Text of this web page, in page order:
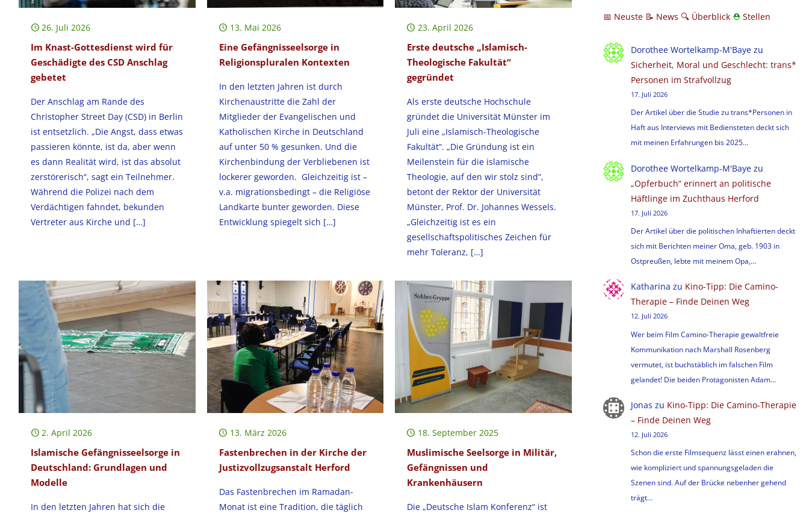
26. Juli 2026
Im Knast-Gottesdienst wird für
Geschädigte des CSD Anschlag
gebetet
Der Anschlag am Rande des
Christopher Street Day (CSD) in Berlin
ist entsetzlich. „Die Angst, dass etwas
passieren könnte, ist da, aber wenn
es dann Realität wird, ist das absolut
zerstörerisch“, sagt ein Teilnehmer.
Während die Polizei nach dem
Verdächtigen fahndet, bekunden
Vertreter aus Kirche und […]
13. Mai 2026
Eine Gefängnisseelsorge in
Religionspluralen Kontexten
In den letzten Jahren ist durch
Kirchenaustritte die Zahl der
Mitglieder der Evangelischen und
Katholischen Kirche in Deutschland
auf unter 50 % gesunken. Und die
Kirchenbindung der Verbliebenen ist
lockerer geworden. Gleichzeitig ist –
v.a. migrationsbedingt – die Religiöse
Landkarte bunter geworden. Diese
Entwicklung spiegelt sich […]
23. April 2026
Erste deutsche „Islamisch-
Theologische Fakultät“
gegründet
Als erste deutsche Hochschule
gründet die Universität Münster im
Juli eine „Islamisch-Theologische
Fakultät“. „Die Gründung ist ein
Meilenstein für die islamische
Theologie, auf den wir stolz sind“,
betont der Rektor der Universität
Münster, Prof. Dr. Johannes Wessels.
„Gleichzeitig ist es ein
gesellschaftspolitisches Zeichen für
mehr Toleranz, […]
2. April 2026
Islamische Gefängnisseelsorge in
Deutschland: Grundlagen und
Modelle
In den letzten Jahren hat sich die
13. März 2026
Fastenbrechen in der Kirche der
Justizvollzugsanstalt Herford
Das Fastenbrechen im Ramadan-
Monat ist eine Tradition, die täglich
18. September 2025
Muslimische Seelsorge in Militär,
Gefängnissen und
Krankenhäusern
Die „Deutsche Islam Konferenz“ ist
📅 Neuste 📝 News 🔍 Überblick ⛑ Stellen
Dorothee Wortelkamp-M'Bayezu
Sicherheit, Moral und Geschlecht: trans*
Personen im Strafvollzug
17. Juli 2026
Der Artikel über die Studie zu trans*Personen in
Haft aus Interviews mit Bediensteten deckt sich
mit meinen Erfahrungen bis 2025…
Dorothee Wortelkamp-M'Bayezu
„Opferbuch“ erinnert an politische
Häftlinge im Zuchthaus Herford
17. Juli 2026
Der Artikel über die politischen Inhaftierten deckt
sich mit Berichten meiner Oma, geb. 1903 in
Ostpreußen, lebte mit meinem Opa,…
Katharina zu Kino-Tipp: Die Camino-
Therapie – Finde Deinen Weg
12. Juli 2026
Wer beim Film Camino-Therapie gewaltfreie
Kommunikation nach Marshall Rosenberg
vermutet, ist buchstäblich im falschen Film
gelandet! Die beiden Protagonisten Adam…
Jonas zu Kino-Tipp: Die Camino-Therapie
– Finde Deinen Weg
12. Juli 2026
Schon die erste Filmsequenz lässt einen erahnen,
wie kompliziert und spannungsgeladen die
Szenen sind. Auf der Brücke nebenher gehend
trägt…